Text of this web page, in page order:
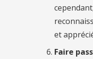
et
Faire